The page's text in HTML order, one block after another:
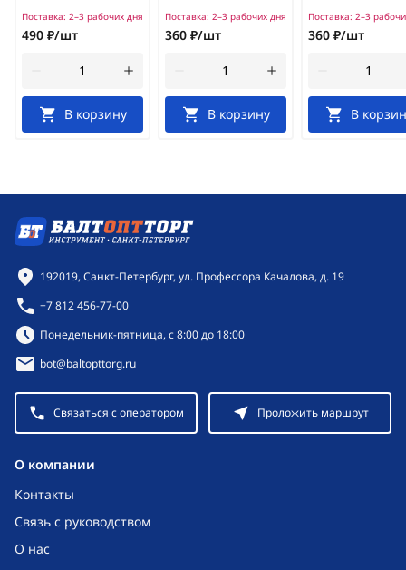
Поставка: 2–3 рабочих дня
490 ₽/шт
В корзину
Поставка: 2–3 рабочих дня
360 ₽/шт
В корзину
Поставка: 2–3
360 ₽/шт
В
O компании
Контакты
Связь с руководством
О нас
Контактная информация
192019, Санкт-Петербург, ул. Профессора Качалова, д. 19
+7 812 456-77-00
Режим работы:
Понедельник-пятница, с 8:00 до 18:00
bot@baltopttorg.ru
Связаться с оператором Проложить маршрут